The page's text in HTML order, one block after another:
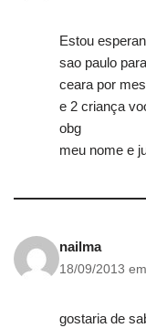
Estou
sao paulo
ceara por
e 2 criança
obg
meu nome e
nailma
18/09/2013
gostaria de